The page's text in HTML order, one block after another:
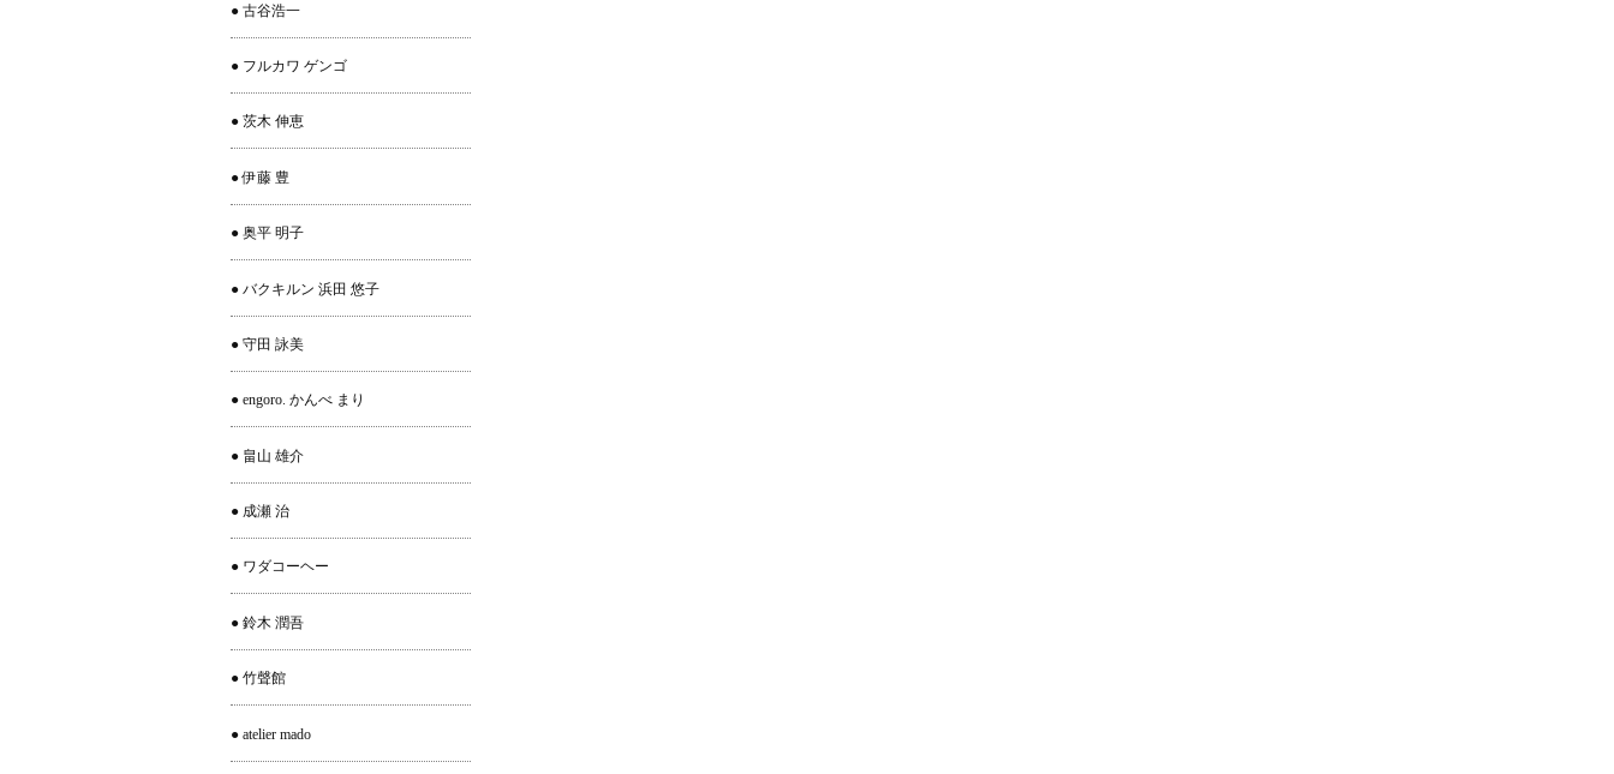
● 古谷浩一
● フルカワ ゲンゴ
● 茨木 伸恵
● 伊藤 豊
● 奥平 明子
● バクキルン 浜田 悠子
● 守田 詠美
● engoro. かんべ まり
● 畠山 雄介
● 成瀬 治
● ワダコーヘー
● 鈴木 潤吾
● 竹聲館
● atelier mado